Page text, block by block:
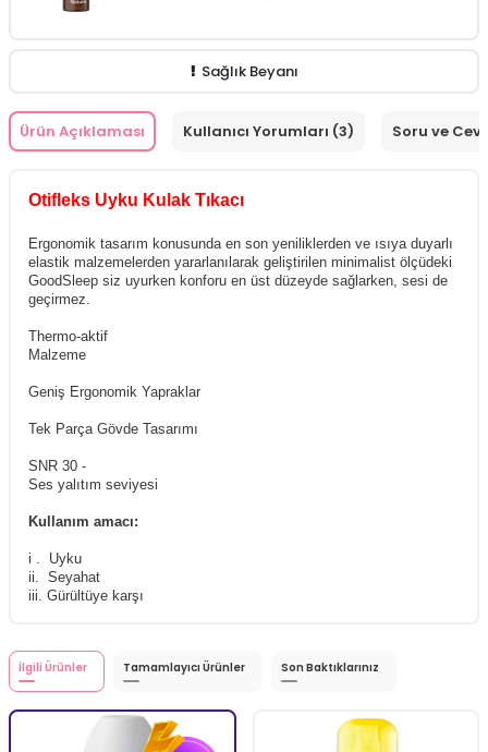
Sağlık Beyanı
Ürün Açıklaması Kullanıcı Yorumları (3) Soru ve
Otifleks Uyku Kulak Tıkacı
Ergonomik tasarım konusunda en son yeniliklerden ve ısıya duyarlı
elastik malzemelerden yararlanılarak geliştirilen minimalist ölçüdeki
GoodSleep siz uyurken konforu en üst düzeyde sağlarken, sesi de
geçirmez.
Thermo-aktif
Malzeme
Geniş Ergonomik Yapraklar
Tek Parça Gövde Tasarımı
SNR 30 -
Ses yalıtım seviyesi
Kullanım amacı:
i . Uyku
ii. Seyahat
iii. Gürültüye karşı
İlgili Ürünler Tamamlayıcı Ürünler Son Baktıklarınız